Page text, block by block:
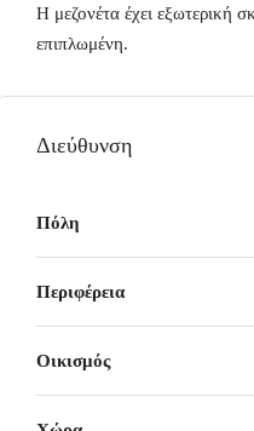
Η μεζονέτα έχει εξωτερική
επιπλωμένη.
Διεύθυνση
Πόλη
Περιφέρεια
Οικισμός